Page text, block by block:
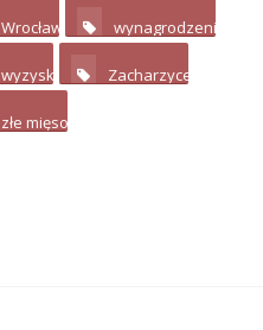
Wrocław 3 wynagrodzenie
wyzysk 4 Zacharzyce
złe mięso